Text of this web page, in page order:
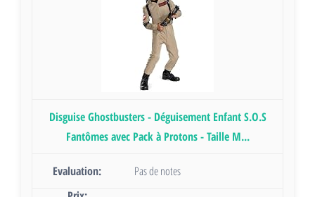
Disguise Ghostbusters - Déguisement Enfant S.O.S
Fantômes avec Pack à Protons - Taille M...
Pas de notes